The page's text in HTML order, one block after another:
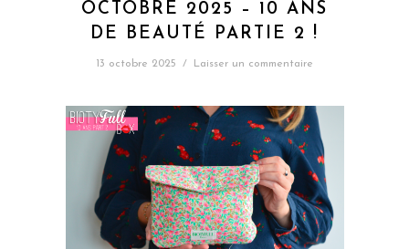
OCTOBRE 2025 – 10 ANS
DE BEAUTÉ PARTIE 2 !
13 octobre 2025 / Laisser un commentaire